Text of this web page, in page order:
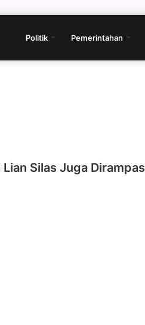
Politik Pemerintahan
Silas Juga Dirampas